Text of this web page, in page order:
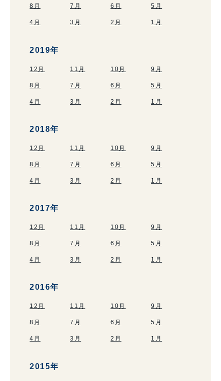
8月 7月 6月 5月
4月 3月 2月 1月
2019年
12月 11月 10月 9月
8月 7月 6月 5月
4月 3月 2月 1月
2018年
12月 11月 10月 9月
8月 7月 6月 5月
4月 3月 2月 1月
2017年
12月 11月 10月 9月
8月 7月 6月 5月
4月 3月 2月 1月
2016年
12月 11月 10月 9月
8月 7月 6月 5月
4月 3月 2月 1月
2015年